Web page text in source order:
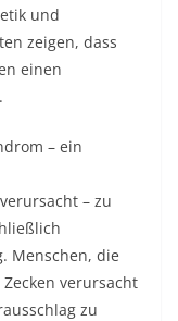
und
zeigen, dass
einen
– ein
– zu
Menschen, die
verursacht
zu